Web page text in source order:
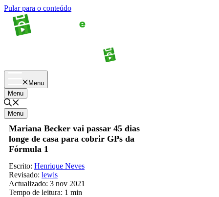
Pular para o conteúdo
Menu
Menu
Menu
Mariana Becker vai passar 45 dias
longe de casa para cobrir GPs da
Fórmula 1
Escrito: Henrique Neves
Revisado: lewis
Actualizado: 3 nov 2021
Tempo de leitura: 1 min